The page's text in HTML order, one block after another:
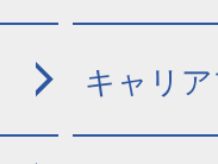
キャリ